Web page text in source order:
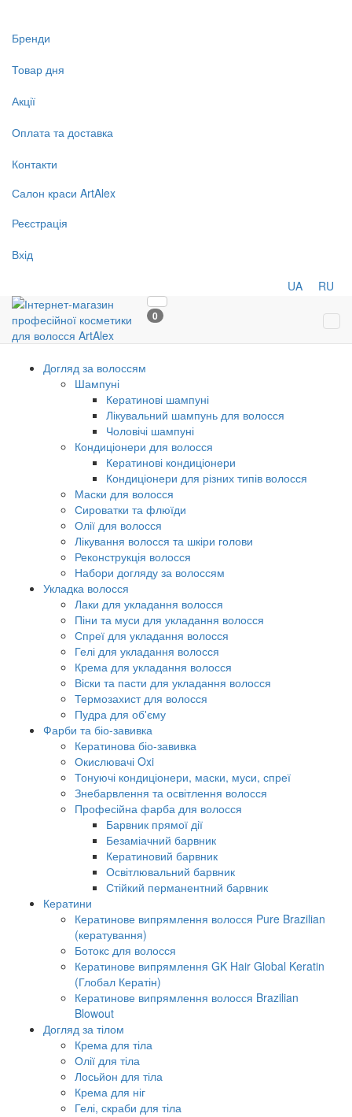
Бренди
Товар дня
Акції
Оплата та доставка
Контакти
Салон краси ArtAlex
Реєстрація
Вхід
UA RU
0
Догляд за волоссям
Шампуні
Кератинові шампуні
Лікувальний шампунь для волосся
Чоловічі шампуні
Кондиціонери для волосся
Кератинові кондиціонери
Кондиціонери для різних типів волосся
Маски для волосся
Сироватки та флюїди
Олії для волосся
Лікування волосся та шкіри голови
Реконструкція волосся
Набори догляду за волоссям
Укладка волосся
Лаки для укладання волосся
Піни та муси для укладання волосся
Спреї для укладання волосся
Гелі для укладання волосся
Крема для укладання волосся
Віски та пасти для укладання волосся
Термозахист для волосся
Пудра для об'єму
Фарби та біо-завивка
Кератинова біо-завивка
Окислювачі Oxi
Тонуючі кондиціонери, маски, муси, спреї
Знебарвлення та освітлення волосся
Професійна фарба для волосся
Барвник прямої дії
Безаміачний барвник
Кератиновий барвник
Освітлювальний барвник
Стійкий перманентний барвник
Кератини
Кератинове випрямлення волосся Pure Brazilian
(кератування)
Ботокс для волосся
Кератинове випрямлення GK Hair Global Keratin
(Глобал Кератін)
Кератинове випрямлення волосся Brazilian
Blowout
Догляд за тілом
Крема для тіла
Олії для тіла
Лосьйон для тіла
Крема для ніг
Гелі, скраби для тіла